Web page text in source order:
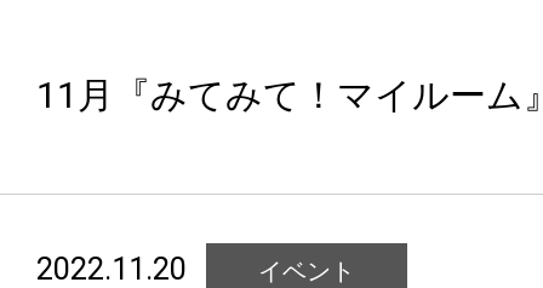
11月『みてみて！マイルーム
2022.11.20 イベント